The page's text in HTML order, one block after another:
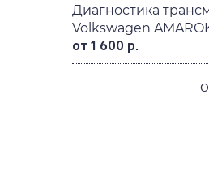
Диагностика
Volkswagen
от 1 600 р.